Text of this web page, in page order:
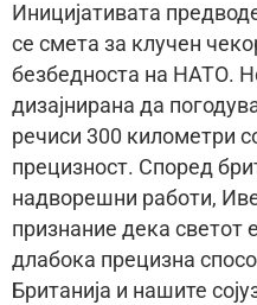
Иницијативата
се смета за клучен
безбедноста на НАТО.
дизајнирана да
речиси 300 километри
прецизност. Според
надворешни работи,
признание дека светот
длабока прецизна
Британија и нашите